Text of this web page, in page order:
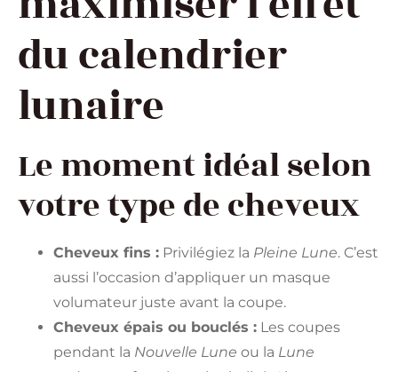
du calendrier
lunaire
Le moment idéal selon
votre type de cheveux
Cheveux fins : Privilégiez la Pleine Lune. C’est
aussi l’occasion d’appliquer un masque
volumateur juste avant la coupe.
Cheveux épais ou bouclés : Les coupes
pendant la Nouvelle Lune ou la Lune